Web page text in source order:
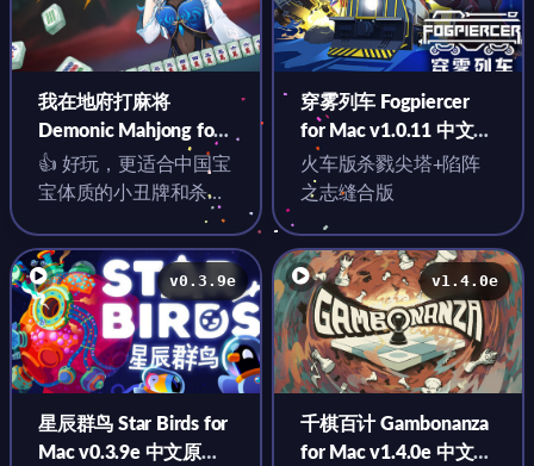
我在地府打麻将
Demonic Mahjong for
Mac v0.2.60 中文原生
版
👍 好玩，更适合中国宝
宝体质的小丑牌和杀戮
穿雾列车 Fogpiercer
for Mac v1.0.11 中文原
生版
火车版杀戮尖塔+陷阵
之志缝合版
v0.3.9e
星辰群鸟 Star Birds for
Mac v0.3.9e 中文原生
v1.4.0e
千棋百计 Gambonanza
for Mac v1.4.0e 中文原